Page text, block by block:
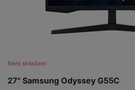
27" Samsung Odyssey G55C
Není skladem